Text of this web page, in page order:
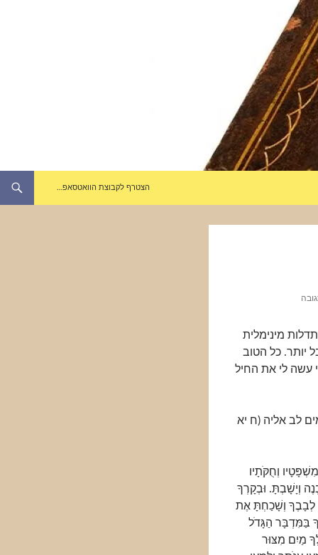
הצטרף לקבוצת הוואטסאפ…
מינימלית
יותר. כל הטוב
עשה לי את החיל
לב אליה (ח יא
וְחֻקֹּתָיו
וְיָשָׁבְתָּ. וּבְקָרְךָ
לְבָבֶךָ וְשָׁכַחְתָּ אֶת
בַּמִּדְבָּר הַגָּדֹל
מַיִם מִצּוּר